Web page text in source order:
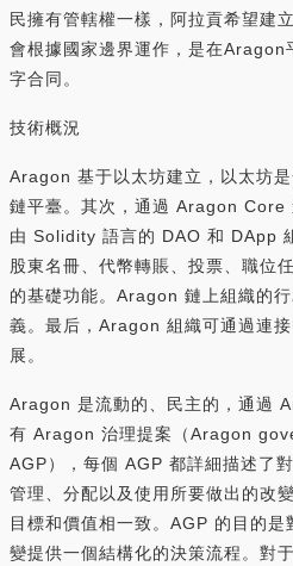
民擁有管轄權一樣，阿拉貢希望建
會根據國家邊界運作，是在Aragon
字合同。
技術概況
Aragon 基于以太坊建立，以太坊
鏈平臺。其次，通過 Aragon
由 Solidity 語言的 DAO 和 DApp
股東名冊、代幣轉賬、投票、職位
的基礎功能。Aragon 鏈上組織的
義。最后，Aragon 組織可通過連
展。
Aragon 是流動的、民主的，通過
有 Aragon 治理提案（Aragon
AGP），每個 AGP 都詳細描述了
管理、分配以及使用所要做出的改
目標和價值相一致。AGP 的目的
變提供一個結構化的決策流程。對